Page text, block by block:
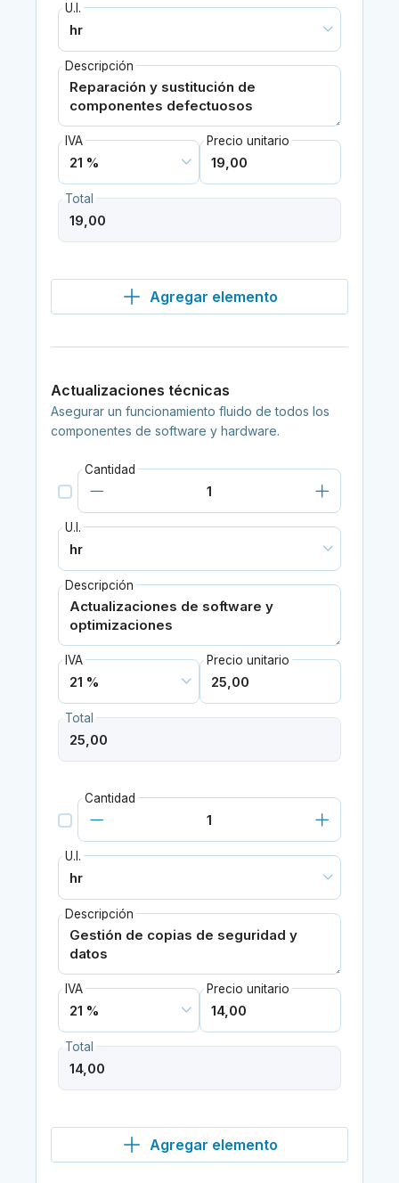
U.I.
Descripción
IVA Precio unitario
Total
Agregar elemento
Actualizaciones técnicas
Asegurar un funcionamiento fluido de todos los
componentes de software y hardware.
Cantidad
U.I.
Descripción
IVA Precio unitario
Total
Cantidad
U.I.
Descripción
IVA Precio unitario
Total
Agregar elemento